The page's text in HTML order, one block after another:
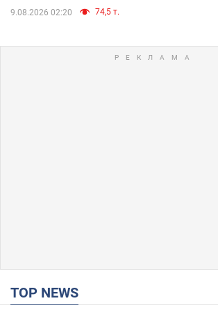
9.08.2026 02:20 74,5 т.
TOP NEWS